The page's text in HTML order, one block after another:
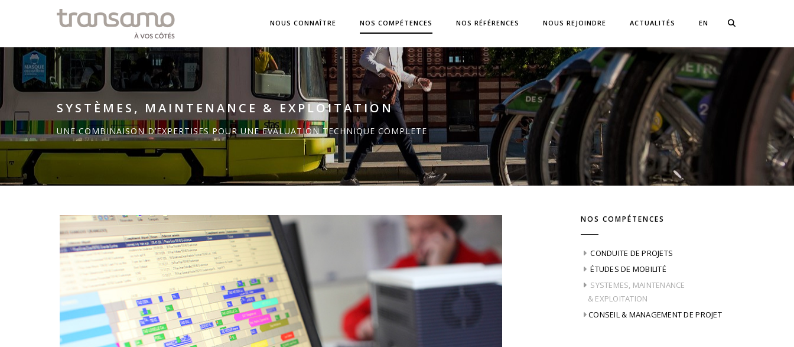
NOUS CONNAÎTRE NOS COMPÉTENCES NOS RÉFÉRENCES NOUS REJOINDRE ACTUALITÉS EN
SYSTÈMES, MAINTENANCE & EXPLOITATION
UNE COMBINAISON D’EXPERTISES POUR UNE EVALUATION TECHNIQUE COMPLETE
NOS COMPÉTENCES
CONDUITE DE PROJETS
ÉTUDES DE MOBILITÉ
SYSTEMES, MAINTENANCE
& EXPLOITATION
CONSEIL & MANAGEMENT DE PROJET
Panneau de gestion des cookies